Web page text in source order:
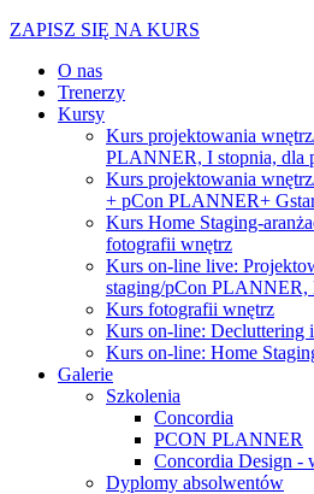
ZAPISZ SIĘ NA KURS
O nas
Trenerzy
Kursy
Kurs projektowania
PLANNER, I stopnia, dla
Kurs projektowania
+ pCon PLANNER+
Kurs Home Staging-
fotografii wnętrz
Kurs on-line live:
staging/pCon PLANNER,
Kurs fotografii wnętrz
Kurs on-line: Decluttering
Kurs on-line: Home
Galerie
Szkolenia
Concordia
PCON PLANNER
Concordia Design -
Dyplomy absolwentów